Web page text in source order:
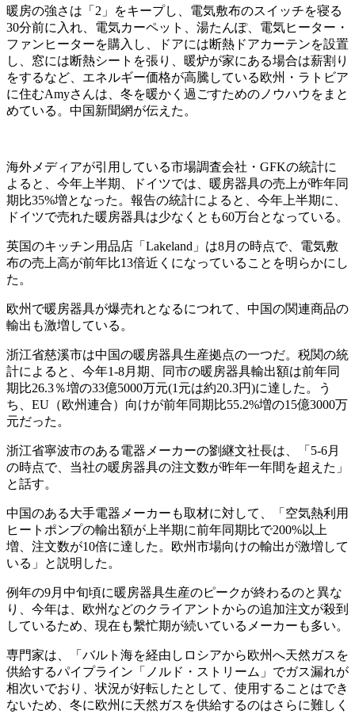
暖房の強さは「2」をキープし、電気敷布のスイッチを寝る
30分前に入れ、電気カーペット、湯たんぽ、電気ヒーター・
ファンヒーターを購入し、ドアには断熱ドアカーテンを設置
し、窓には断熱シートを張り、暖炉が家にある場合は薪割り
をするなど、エネルギー価格が高騰している欧州・ラトビア
に住むAmyさんは、冬を暖かく過ごすためのノウハウをまと
めている。中国新聞網が伝えた。
海外メディアが引用している市場調査会社・GFKの統計に
よると、今年上半期、ドイツでは、暖房器具の売上が昨年同
期比35%増となった。報告の統計によると、今年上半期に、
ドイツで売れた暖房器具は少なくとも60万台となっている。
英国のキッチン用品店「Lakeland」は8月の時点で、電気敷
布の売上高が前年比13倍近くになっていることを明らかにし
た。
欧州で暖房器具が爆売れとなるにつれて、中国の関連商品の
輸出も激増している。
浙江省慈溪市は中国の暖房器具生産拠点の一つだ。税関の統
計によると、今年1-8月期、同市の暖房器具輸出額は前年同
期比26.3％増の33億5000万元(1元は約20.3円)に達した。う
ち、EU（欧州連合）向けが前年同期比55.2%増の15億3000万
元だった。
浙江省寧波市のある電器メーカーの劉継文社長は、「5-6月
の時点で、当社の暖房器具の注文数が昨年一年間を超えた」
と話す。
中国のある大手電器メーカーも取材に対して、「空気熱利用
ヒートポンプの輸出額が上半期に前年同期比で200%以上
増、注文数が10倍に達した。欧州市場向けの輸出が激増して
いる」と説明した。
例年の9月中旬頃に暖房器具生産のピークが終わるのと異な
り、今年は、欧州などのクライアントからの追加注文が殺到
しているため、現在も繫忙期が続いているメーカーも多い。
専門家は、「バルト海を経由しロシアから欧州へ天然ガスを
供給するパイプライン「ノルド・ストリーム」でガス漏れが
相次いでおり、状況が好転したとして、使用することはでき
ないため、冬に欧州に天然ガスを供給するのはさらに難しく